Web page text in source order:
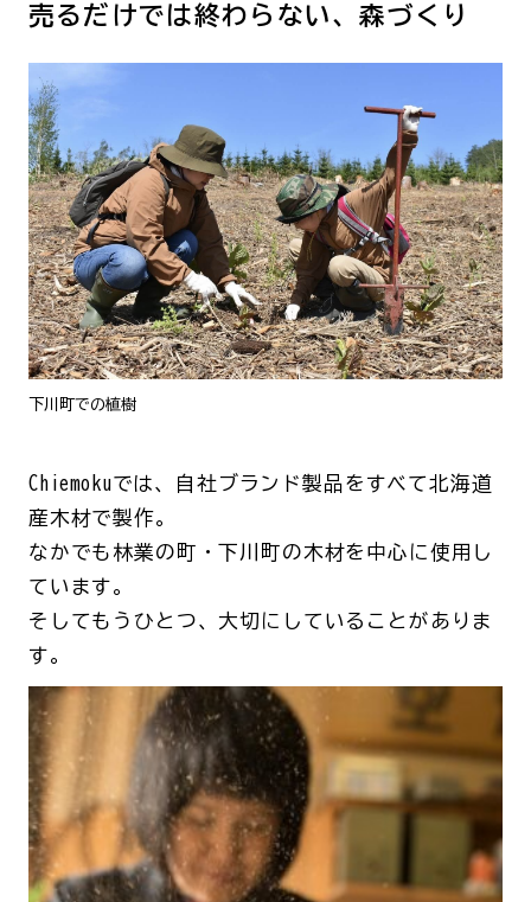
売るだけでは終わらない、森づくり
下川町での植樹
Chiemokuでは、自社ブランド製品をすべて北海道
産木材で製作。
なかでも林業の町・下川町の木材を中心に使用し
ています。
そしてもうひとつ、大切にしていることがありま
す。